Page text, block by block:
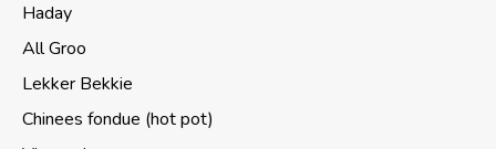
Haday
All Groo
Lekker Bekkie
Chinees fondue (hot pot)